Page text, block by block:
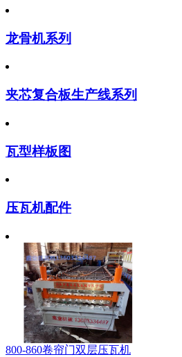
龙骨机系列
夹芯复合板生产线系列
瓦型样板图
压瓦机配件
800-860卷帘门双层压瓦机